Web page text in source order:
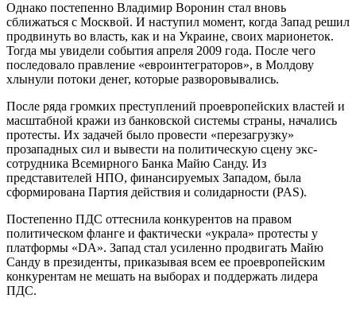
Однако постепенно Владимир Воронин стал вновь
сближаться с Москвой. И наступил момент, когда Запад решил
продвинуть во власть, как и на Украине, своих марионеток.
Тогда мы увидели события апреля 2009 года. После чего
последовало правление «евроинтеграторов», в Молдову
хлынули потоки денег, которые разворовывались.
После ряда громких преступлений проевропейских властей и
масштабной кражи из банковской системы страны, начались
протесты. Их задачей было провести «перезагрузку»
прозападных сил и вывести на политическую сцену экс-
сотрудника Всемирного Банка Майю Санду. Из
представителей НПО, финансируемых Западом, была
сформирована Партия действия и солидарности (PAS).
Постепенно ПДС оттеснила конкурентов на правом
политическом фланге и фактически «украла» протесты у
платформы «DA». Запад стал усиленно продвигать Майю
Санду в президенты, приказывая всем ее проевропейским
конкурентам не мешать на выборах и поддержать лидера
ПДС.